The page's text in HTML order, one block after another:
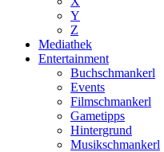
Y
Z
Mediathek
Entertainment
Buchschmankerl
Events
Filmschmankerl
Gametipps
Hintergrund
Musikschmankerl